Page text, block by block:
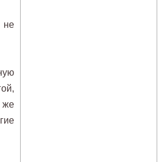
не
же